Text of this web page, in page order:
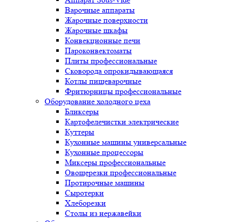
Варочные аппараты
Жарочные поверхности
Жарочные шкафы
Конвекционные печи
Пароконвектоматы
Плиты профессиональные
Сковорода опрокидывающаяся
Котлы пищеварочные
Фритюрницы профессиональные
Оборудование холодного цеха
Бликсеры
Картофелечистки электрические
Куттеры
Кухонные машины универсальные
Кухонные процессоры
Миксеры профессиональные
Овощерезки профессиональные
Протирочные машины
Сыротерки
Хлеборезки
Столы из нержавейки